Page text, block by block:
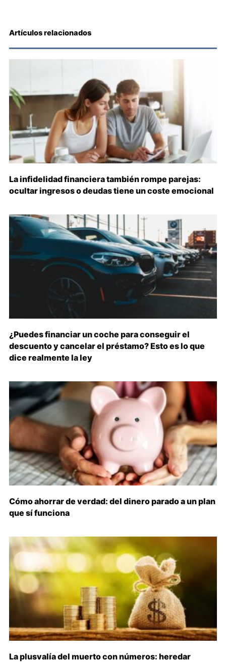
Artículos relacionados
La infidelidad financiera también rompe parejas:
ocultar ingresos o deudas tiene un coste emocional
¿Puedes financiar un coche para conseguir el
descuento y cancelar el préstamo? Esto es lo que
dice realmente la ley
Cómo ahorrar de verdad: del dinero parado a un plan
que sí funciona
La plusvalía del muerto con números: heredar